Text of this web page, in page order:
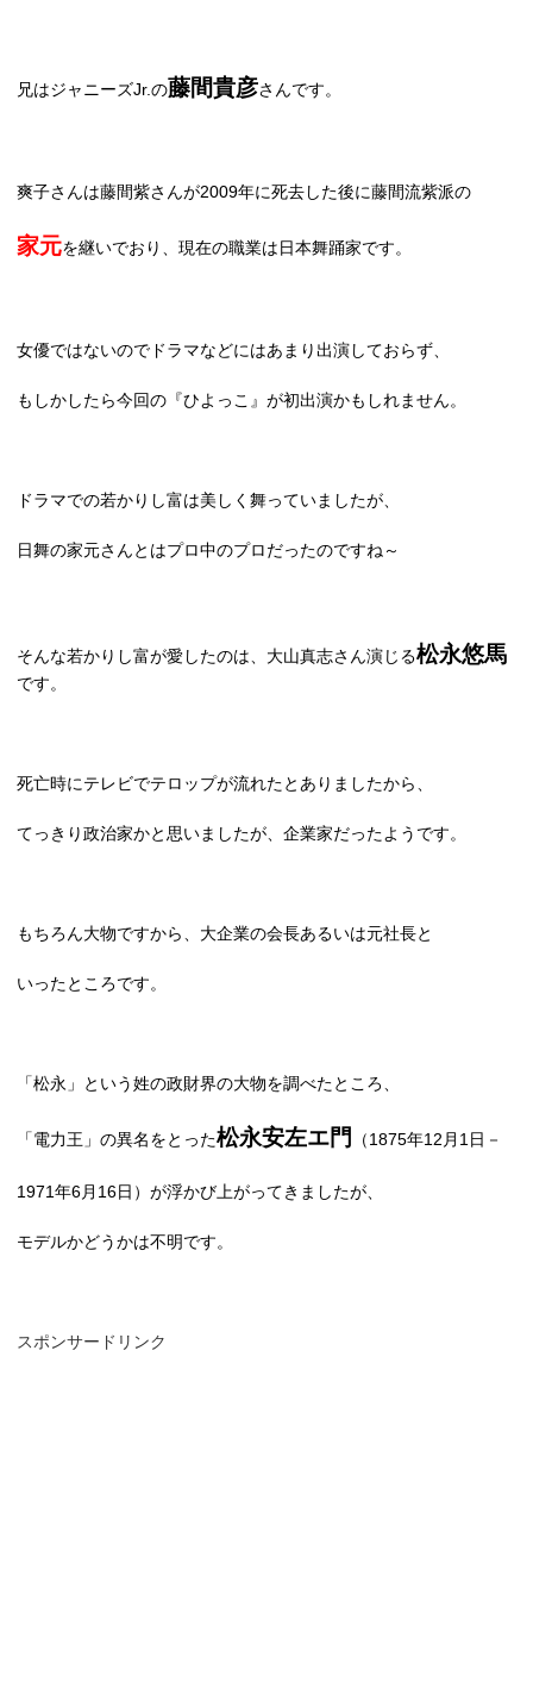
兄はジャニーズJr.の藤間貴彦さんです。
爽子さんは藤間紫さんが2009年に死去した後に藤間流紫派の
家元を継いでおり、現在の職業は日本舞踊家です。
女優ではないのでドラマなどにはあまり出演しておらず、
もしかしたら今回の『ひよっこ』が初出演かもしれません。
ドラマでの若かりし富は美しく舞っていましたが、
日舞の家元さんとはプロ中のプロだったのですね～
そんな若かりし富が愛したのは、大山真志さん演じる松永悠馬
です。
死亡時にテレビでテロップが流れたとありましたから、
てっきり政治家かと思いましたが、企業家だったようです。
もちろん大物ですから、大企業の会長あるいは元社長と
いったところです。
「松永」という姓の政財界の大物を調べたところ、
「電力王」の異名をとった松永安左エ門 （1875年12 月 1 日－
1971年6月 16日）が浮かび上がってきましたが、
モデルかどうかは不明です。
スポンサードリンク